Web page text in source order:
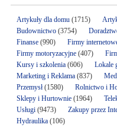
Artykuły dla domu(1715)
Budownictwo(3754)
Finanse(990) Firmy
Firmy motoryzacyjne(407)
Kursy i szkolenia(606) Lokale
Marketing i Reklama(837)
Przemysł(1580) Rolnictwo i
Sklepy i Hurtownie(1964)
Usługi(9473) Zakupy przez
Hydraulika(106)